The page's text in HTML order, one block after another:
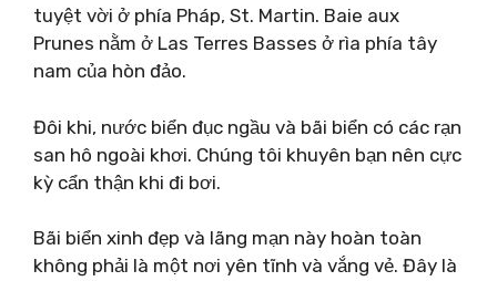
tuyệt vời ở phía Pháp, St. Martin. Baie aux
Prunes nằm ở Las Terres Basses ở rìa phía tây
nam của hòn đảo.
Đôi khi, nước biển đục ngầu và bãi biển có các rạn
san hô ngoài khơi. Chúng tôi khuyên bạn nên cực
kỳ cẩn thận khi đi bơi.
Bãi biển xinh đẹp và lãng mạn này hoàn toàn
không phải là một nơi yên tĩnh và vắng vẻ. Đây là